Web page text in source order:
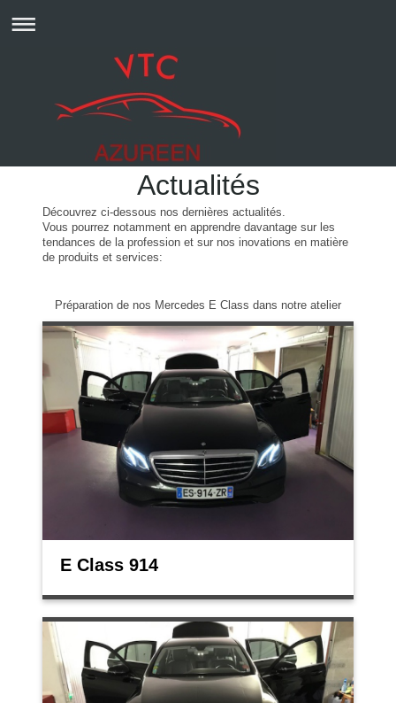
Actualités
Découvrez ci-dessous nos dernières actualités.
Vous pourrez notamment en apprendre davantage sur les
tendances de la profession et sur nos inovations en matière
de produits et services:
Préparation de nos Mercedes E Class dans notre atelier
E Class 914